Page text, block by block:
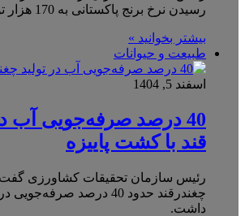
رسیدن نرخ برنج پاکستانی به 170 هزار تومان خبر داد.
بیشتر بخوانید »
طبیعت و حیوانات
اسفند 5, 1404
40 درصد صرفه‌جویی آب
قند با کشت پاییزه
رئیس سازمان تحقیقات کشاورزی
چغندرقند حدود 40 درصد
داشت.